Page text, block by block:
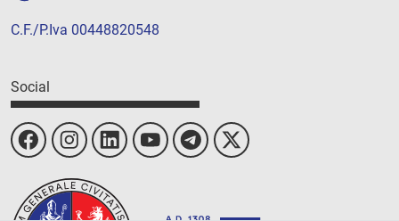
C.F./P.Iva 00448820548
Social